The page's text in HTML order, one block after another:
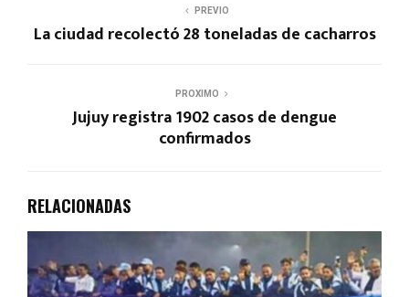
PREVIO
La ciudad recolectó 28 toneladas de cacharros
PROXIMO
Jujuy registra 1902 casos de dengue
confirmados
RELACIONADAS